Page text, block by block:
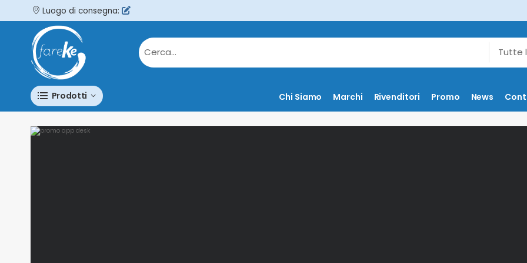
Luogo di consegna:
Prodotti Chi Siamo Marchi Rivenditori Promo News